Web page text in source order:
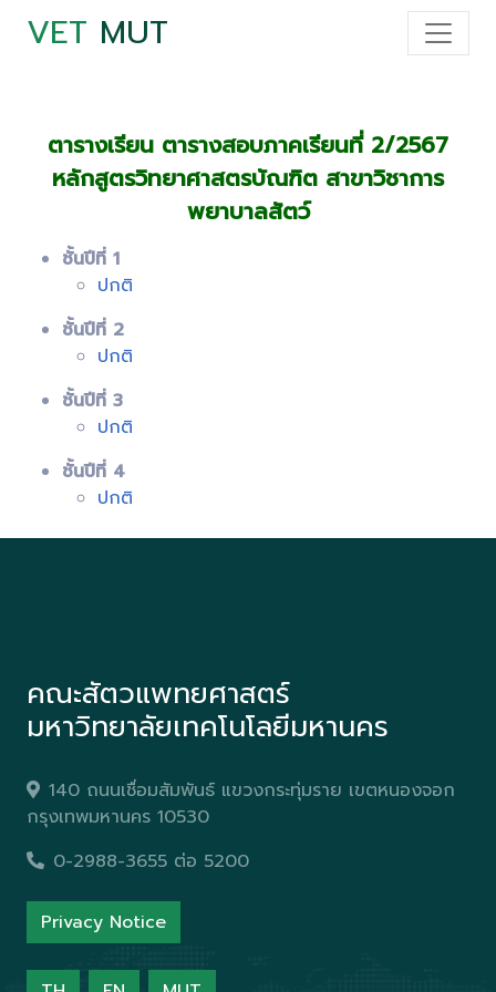
VET MUT
ตารางเรียน ตารางสอบภาคเรียนที่ 2/2567
หลักสูตรวิทยาศาสตรบัณฑิต สาขาวิชาการ
พยาบาลสัตว์
ชั้นปีที่ 1
ปกติ
ชั้นปีที่ 2
ปกติ
ชั้นปีที่ 3
ปกติ
ชั้นปีที่ 4
ปกติ
คณะสัตวแพทยศาสตร์
มหาวิทยาลัยเทคโนโลยีมหานคร
140 ถนนเชื่อมสัมพันธ์ แขวงกระทุ่มราย เขตหนองจอก
กรุงเทพมหานคร 10530
0-2988-3655 ต่อ 5200
Privacy Notice